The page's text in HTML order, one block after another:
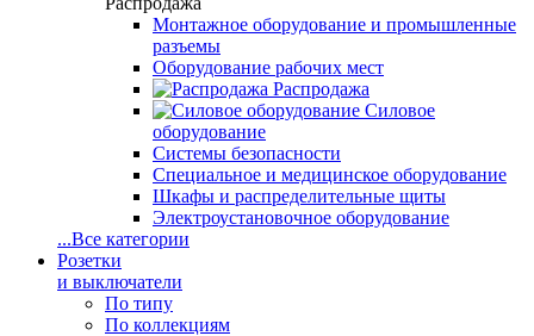
Монтажное оборудование и промышленные
разъемы
Оборудование рабочих мест
Распродажа
Силовое
оборудование
Системы безопасности
Специальное и медицинское оборудование
Шкафы и распределительные щиты
Электроустановочное оборудование
...Все категории
Розетки
и выключатели
По типу
По коллекциям